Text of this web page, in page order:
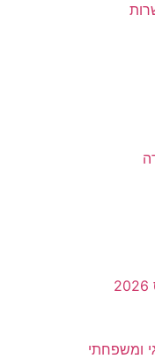
ומשפחתי